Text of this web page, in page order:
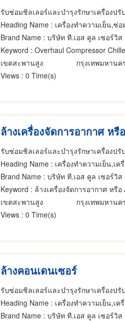
Heading Name : เครื่องทำความเย็น,ซ่อมและอะไหล่ตู้เย็นและตู้แช่แข็ง,ผู้ผลิตและอ
Brand Name : บริษัท ที.เอส คูล เซอร์วิส
Keyword : Overhaul Compressor
เขตสะพานสูง
กรุงเทพมหานค
Views : 0 Time(s)
Heading Name : เครื่องทำความเย็น,เครื่องทำความเย็น,ผู้ผลิตและออกแบ
Brand Name : บริษัท ที.เอส คูล เซอร์วิส
Keyword : ล้างเครื่องจัดการอากาศ หรือ AHU (Air
เขตสะพานสูง
กรุงเทพมหานค
Views : 0 Time(s)
ล้างคอนเดนเซอร์
Heading Name : เครื่องทำความเย็น,เครื่องทำความเย็น,เครื่อง
Brand Name : บริษัท ที.เอส คูล เซอร์วิส